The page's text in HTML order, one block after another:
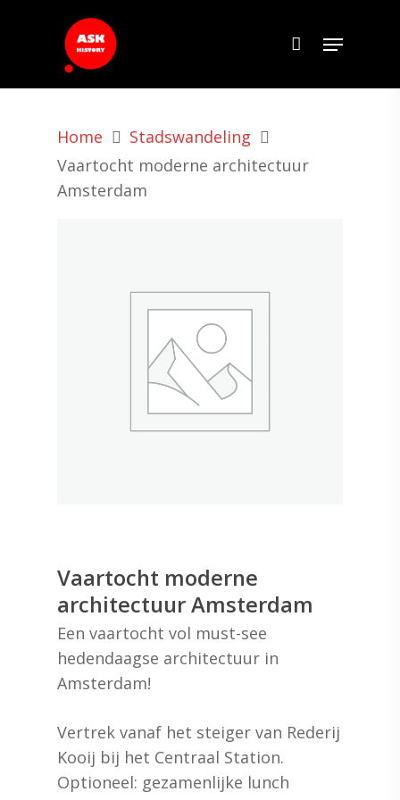
Home
Stadswandeling
Vaartocht moderne architectuur
Amsterdam
Vaartocht moderne
architectuur Amsterdam
Een vaartocht vol must-see
hedendaagse architectuur in
Amsterdam!
Vertrek vanaf het steiger van Rederij
Kooij bij het Centraal Station.
Optioneel: gezamenlijke lunch